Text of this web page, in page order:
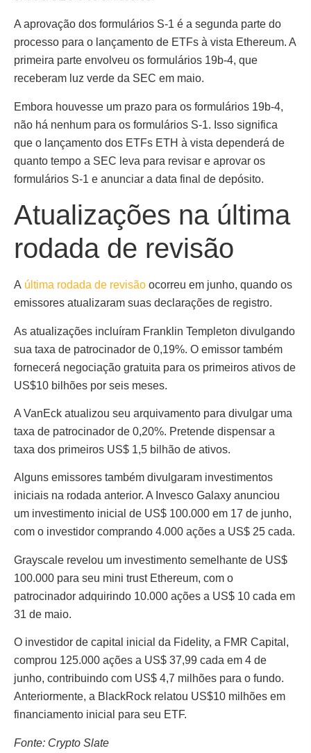
A aprovação dos formulários S-1 é a segunda parte do
processo para o lançamento de ETFs à vista Ethereum. A
primeira parte envolveu os formulários 19b-4, que
receberam luz verde da SEC em maio.
Embora houvesse um prazo para os formulários 19b-4,
não há nenhum para os formulários S-1. Isso significa
que o lançamento dos ETFs ETH à vista dependerá de
quanto tempo a SEC leva para revisar e aprovar os
formulários S-1 e anunciar a data final de depósito.
Atualizações na última
rodada de revisão
A última rodada de revisão ocorreu em junho, quando os
emissores atualizaram suas declarações de registro.
As atualizações incluíram Franklin Templeton divulgando
sua taxa de patrocinador de 0,19%. O emissor também
fornecerá negociação gratuita para os primeiros ativos de
US$10 bilhões por seis meses.
A VanEck atualizou seu arquivamento para divulgar uma
taxa de patrocinador de 0,20%. Pretende dispensar a
taxa dos primeiros US$ 1,5 bilhão de ativos.
Alguns emissores também divulgaram investimentos
iniciais na rodada anterior. A Invesco Galaxy anunciou
um investimento inicial de US$ 100.000 em 17 de junho,
com o investidor comprando 4.000 ações a US$ 25 cada.
Grayscale revelou um investimento semelhante de US$
100.000 para seu mini trust Ethereum, com o
patrocinador adquirindo 10.000 ações a US$ 10 cada em
31 de maio.
O investidor de capital inicial da Fidelity, a FMR Capital,
comprou 125.000 ações a US$ 37,99 cada em 4 de
junho, contribuindo com US$ 4,7 milhões para o fundo.
Anteriormente, a BlackRock relatou US$10 milhões em
financiamento inicial para seu ETF.
Fonte: Crypto Slate